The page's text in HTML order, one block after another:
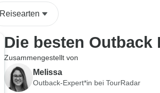
Reisearten
Die besten Outback
Zusammengestellt von
Melissa
Outback-Expert*in bei TourRadar